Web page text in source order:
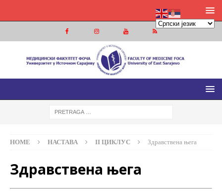
МЕДИЦИНСКИ ФАКУЛТЕТ ФОЧА
МЕДИЦИНСКИ ФАКУЛТЕТ УНИВЕРЗИТЕТА У ИСТОЧНОМ
HOME НАСТАВА II ЦИКЛУС Здравствена њега
Здравствена њега